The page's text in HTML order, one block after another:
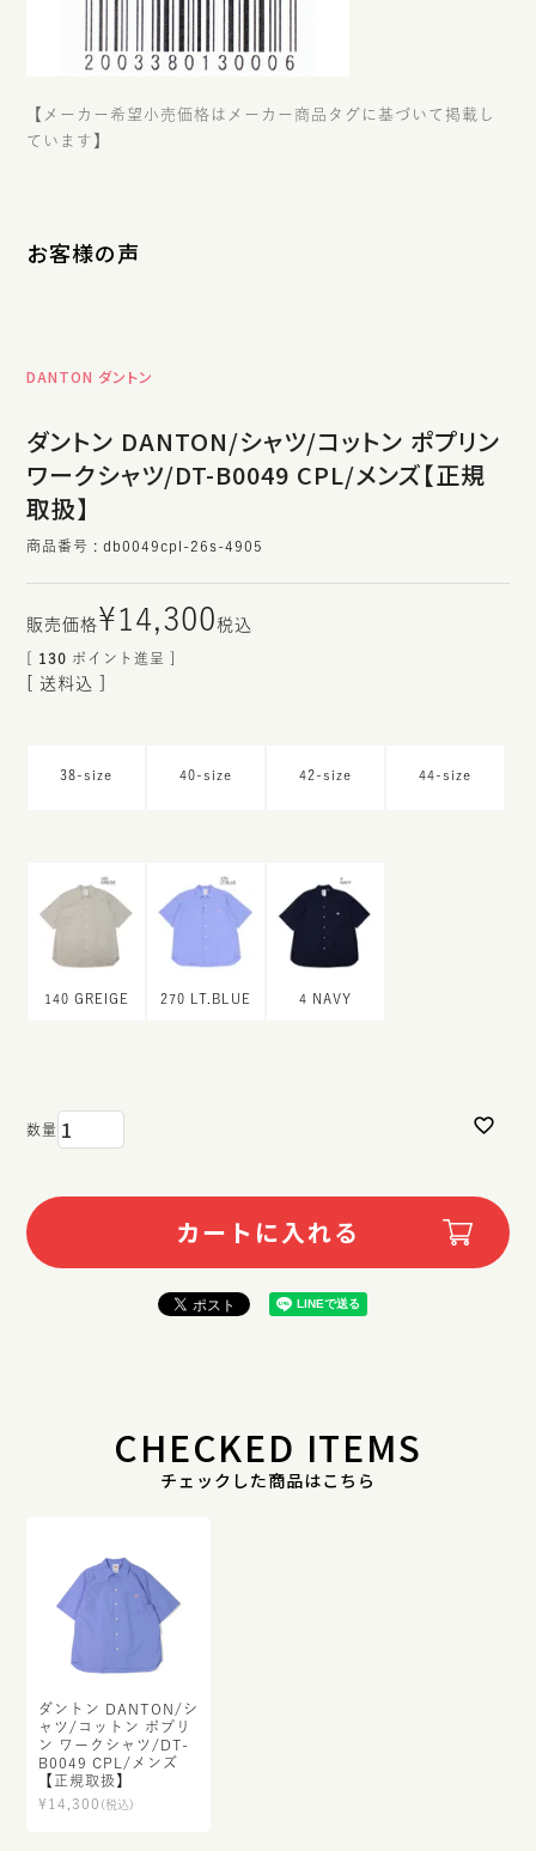
【メーカー希望小売価格はメーカー商品タグに基づいて掲載し
ています】
お客様の声
DANTON ダントン
ダントン DANTON/シャツ/コットン ポプリン
ワークシャツ/DT-B0049 CPL/メンズ【正規
取扱】
商品番号 db0049cpl-26s-4905
¥14,300税込
130 ポイント進呈 ]
送料込
38-size 40-size 42-size 44-size
140 GREIGE 270 LT.BLUE 4 NAVY
カートに入れる
CHECKED ITEMS
チェックした商品はこちら
ダントン DANTON/シ
ャツ/コットン ポプリ
ン ワークシャツ/DT-
B0049 CPL/メンズ
【正規取扱】
¥ 14,300 (税込)